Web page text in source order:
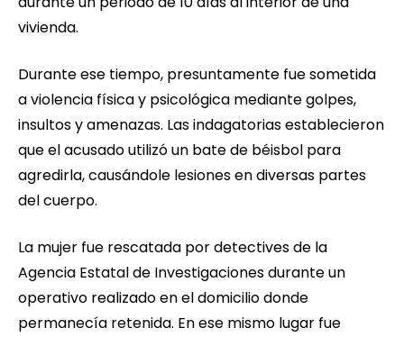
vivienda.
Durante ese tiempo, presuntamente fue sometida
a violencia física y psicológica mediante golpes,
insultos y amenazas. Las indagatorias establecieron
que el acusado utilizó un bate de béisbol para
agredirla, causándole lesiones en diversas partes
del cuerpo.
La mujer fue rescatada por detectives de la
Agencia Estatal de Investigaciones durante un
operativo realizado en el domicilio donde
permanecía retenida. En ese mismo lugar fue